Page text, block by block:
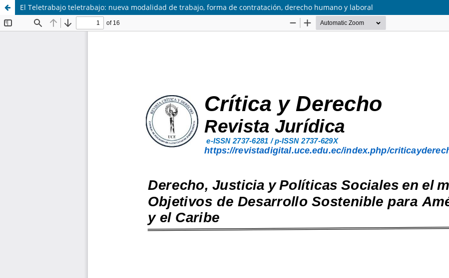
El Teletrabajo teletrabajo: nueva modalidad de trabajo, forma de contratación, derecho humano y laboral